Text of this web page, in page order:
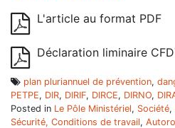
L'article au format PDF
Déclaration liminaire
plan pluriannuel de prévention,
PETPE, DIR, DIRIF, DIRCE, DIRNO,
Posted in Le Pôle Ministériel, Société,
Sécurité, Conditions de travail,